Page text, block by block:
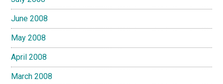
June 2008
May 2008
April 2008
March 2008